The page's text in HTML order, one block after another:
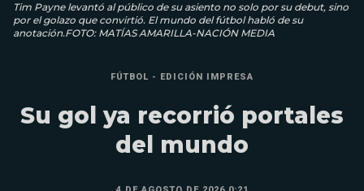
Tim Payne levantó al público de su asiento no solo por su debut, sino
por el golazo que convirtió. El mundo del fútbol habló de su
anotación.FOTO: MATÍAS AMARILLA-NACIÓN MEDIA
FÚTBOL - EDICIÓN IMPRESA
Su gol ya recorrió portales
del mundo